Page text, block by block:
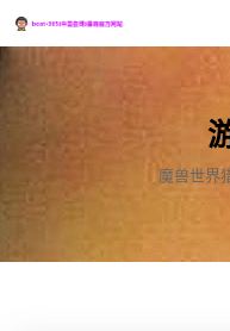
魔兽世界